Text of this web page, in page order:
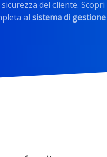
sicurezza del cliente.
al sistema di